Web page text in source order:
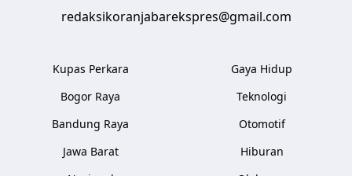
redaksikoranjabarekspres@gmail.com
Kupas Perkara
Bogor Raya
Bandung Raya
Jawa Barat
Gaya Hidup
Teknologi
Otomotif
Hiburan